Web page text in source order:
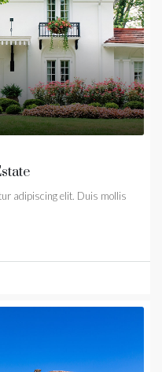
adipiscing elit. Duis mollis